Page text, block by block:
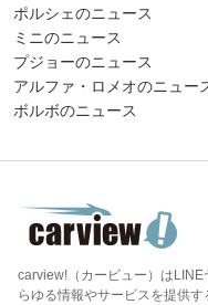
ポルシェのニュース
ミニのニュース
プジョーのニュース
アルファ・ロメオのニュー
ボルボのニュース
carview!（カービュー）は
らゆる情報やサービスを提供